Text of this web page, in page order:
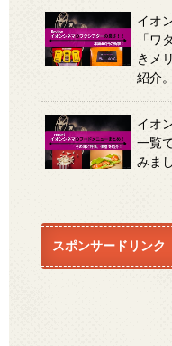
イオ
「ワ
きメ
紹介。
イオ
一覧
みま
スポンサードリンク